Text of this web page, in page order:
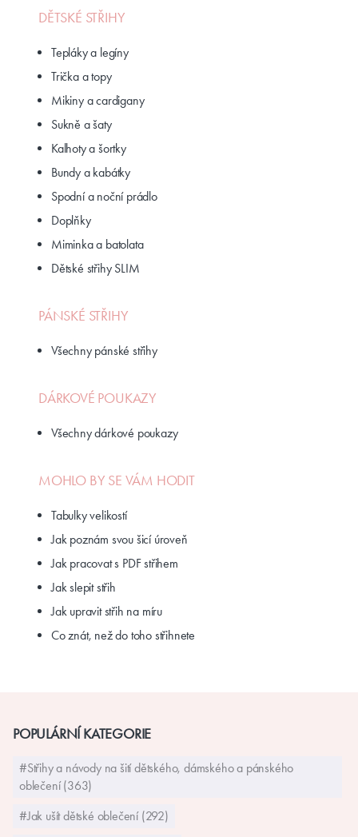
DĚTSKÉ STŘIHY
Tepláky a legíny
Trička a topy
Mikiny a cardigany
Sukně a šaty
Kalhoty a šortky
Bundy a kabátky
Spodní a noční prádlo
Doplňky
Miminka a batolata
Dětské střihy SLIM
PÁNSKÉ STŘIHY
Všechny pánské střihy
DÁRKOVÉ POUKAZY
Všechny dárkové poukazy
MOHLO BY SE VÁM HODIT
Tabulky velikostí
Jak poznám svou šicí úroveň
Jak pracovat s PDF střihem
Jak slepit střih
Jak upravit střih na míru
Co znát, než do toho střihnete
POPULÁRNÍ KATEGORIE
#Střihy a návody na šití dětského, dámského a pánského
oblečení (363)
#Jak ušít dětské oblečení (292)